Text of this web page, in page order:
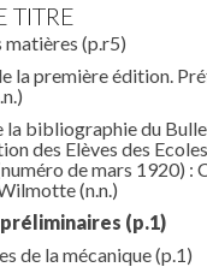
TITRE
matières (p.r5)
la première édition.
la bibliographie du
des Elèves des
de mars 1920) :
(n.n.)
(p.1)
de la mécanique(p.1)